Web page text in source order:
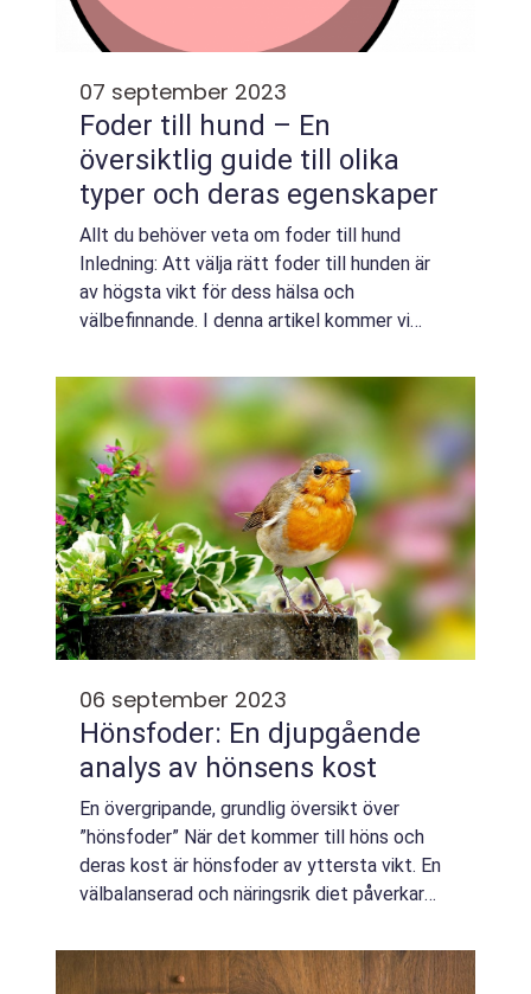
07 september 2023
Foder till hund – En
översiktlig guide till olika
typer och deras egenskaper
Allt du behöver veta om foder till hund
Inledning: Att välja rätt foder till hunden är
av högsta vikt för dess hälsa och
välbefinnande. I denna artikel kommer vi
deras egenskaper, fördelar och nackdelar
samt...
06 september 2023
Hönsfoder: En djupgående
analys av hönsens kost
En övergripande, grundlig översikt över
”hönsfoder” När det kommer till höns och
deras kost är hönsfoder av yttersta vikt. En
välbalanserad och näringsrik diet påverkar
även äggproduktionen. I den...